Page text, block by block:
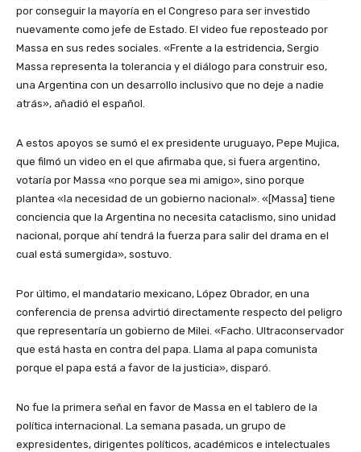
por conseguir la mayoría en el Congreso para ser investido
nuevamente como jefe de Estado. El video fue reposteado por
Massa en sus redes sociales. «Frente a la estridencia, Sergio
Massa representa la tolerancia y el diálogo para construir eso,
una Argentina con un desarrollo inclusivo que no deje a nadie
atrás», añadió el español.
A estos apoyos se sumó el ex presidente uruguayo, Pepe Mujica,
que filmó un video en el que afirmaba que, si fuera argentino,
votaría por Massa «no porque sea mi amigo», sino porque
plantea «la necesidad de un gobierno nacional». «[Massa] tiene
conciencia que la Argentina no necesita cataclismo, sino unidad
nacional, porque ahí tendrá la fuerza para salir del drama en el
cual está sumergida», sostuvo.
Por último, el mandatario mexicano, López Obrador, en una
conferencia de prensa advirtió directamente respecto del peligro
que representaría un gobierno de Milei. «Facho. Ultraconservador
que está hasta en contra del papa. Llama al papa comunista
porque el papa está a favor de la justicia», disparó.
No fue la primera señal en favor de Massa en el tablero de la
política internacional. La semana pasada, un grupo de
expresidentes, dirigentes políticos, académicos e intelectuales